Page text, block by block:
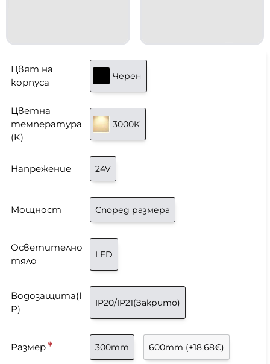
Цвят на
корпуса
Черен
Цветна
температура
(K)
3000K
Напрежение 24V
Мощност Според размера
Осветително
тяло
LED
Водозащита(I
P)
IP20/IP21(Закрито)
Размер 300mm 600mm (+18,68€)